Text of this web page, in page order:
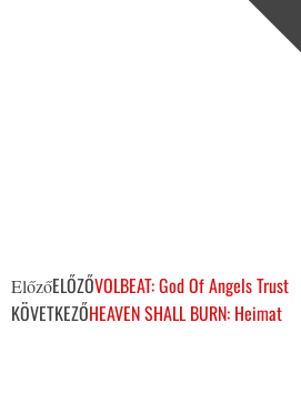
ElőzőELŐZŐVOLBEAT: God Of Angels Trust
KÖVETKEZŐHEAVEN SHALL BURN: Heimat